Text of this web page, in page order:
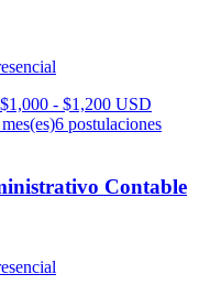
$1,000 - $1,200 USD
6 postulaciones
Contable